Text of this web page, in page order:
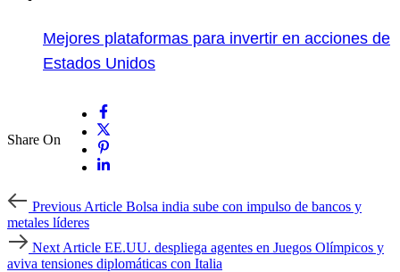
Mejores plataformas para invertir en acciones de
Estados Unidos
Share On
Previous
ArticlePrevious Article Bolsa india sube con impulso de bancos y
metales líderes
Next
ArticleNext Article EE.UU. despliega agentes en Juegos Olímpicos y
aviva tensiones diplomáticas con Italia